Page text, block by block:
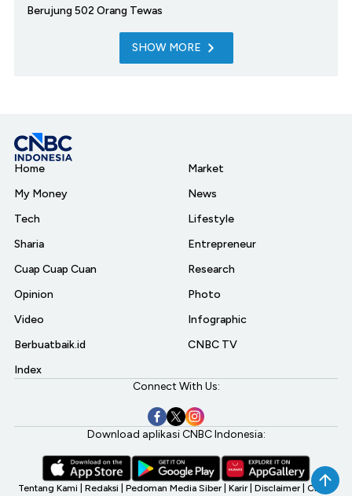
Berujung 502 Orang Tewas
SHOW MORE
Home
My Money
Tech
Sharia
Cuap Cuap Cuan
Opinion
Video
Berbuatbaik.id
Index
Market
News
Lifestyle
Entrepreneur
Research
Photo
Infographic
CNBC TV
Connect With Us:
Download aplikasi CNBC Indonesia:
Tentang Kami Redaksi Pedoman Media Siber Karir Disclaimer CNBC